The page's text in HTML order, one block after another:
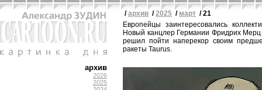
архив
2026
2025
/архив /2025 / март / 21
Европейцы заинтересовались
Новый канцлер Германии Фридрих Мерц
решил пойти наперекор своим
ракеты Taurus.